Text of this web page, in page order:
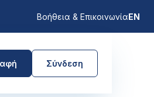
Βοήθεια & ΕπικοινωνίαEN
Σύνδεση